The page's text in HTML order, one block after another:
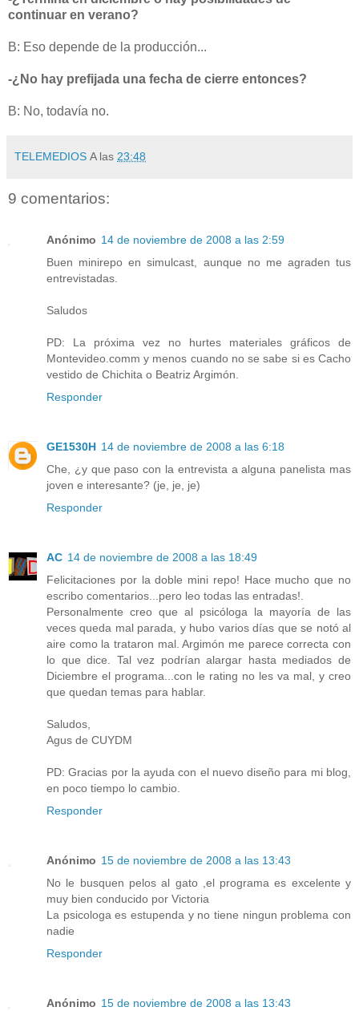
continuar en verano?
B: Eso depende de la producción...
-¿No hay prefijada una fecha de cierre entonces?
B: No, todavía no.
TELEMEDIOS A las 23:48
9 comentarios:
Anónimo 14 de noviembre de 2008 a las 2:59
Buen minirepo en simulcast, aunque no me agraden tus
entrevistadas.
Saludos
PD: La próxima vez no hurtes materiales gráficos de
Montevideo.comm y menos cuando no se sabe si es Cacho
vestido de Chichita o Beatriz Argimón.
Responder
GE1530H 14 de noviembre de 2008 a las 6:18
Che, ¿y que paso con la entrevista a alguna panelista mas
joven e interesante? (je, je, je)
Responder
AC 14 de noviembre de 2008 a las 18:49
Felicitaciones por la doble mini repo! Hace mucho que no
escribo comentarios...pero leo todas las entradas!.
Personalmente creo que al psicóloga la mayoría de las
veces queda mal parada, y hubo varios días que se notó al
aire como la trataron mal. Argimón me parece correcta con
lo que dice. Tal vez podrían alargar hasta mediados de
Diciembre el programa...con le rating no les va mal, y creo
que quedan temas para hablar.
Saludos,
Agus de CUYDM
PD: Gracias por la ayuda con el nuevo diseño para mi blog,
en poco tiempo lo cambio.
Responder
Anónimo 15 de noviembre de 2008 a las 13:43
No le busquen pelos al gato ,el programa es excelente y
muy bien conducido por Victoria
La psicologa es estupenda y no tiene ningun problema con
nadie
Responder
Anónimo 15 de noviembre de 2008 a las 13:43